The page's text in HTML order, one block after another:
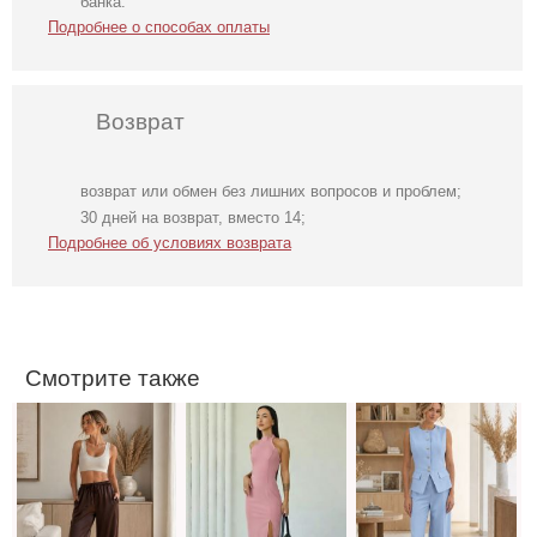
Подробнее о способах оплаты
Возврат
возврат или обмен без лишних вопросов и проблем;
30 дней на возврат, вместо 14;
Подробнее об условиях возврата
Смотрите также
Классические
шоколадные
шелковые
Розовое платье
футляр с
разрезом на ноге